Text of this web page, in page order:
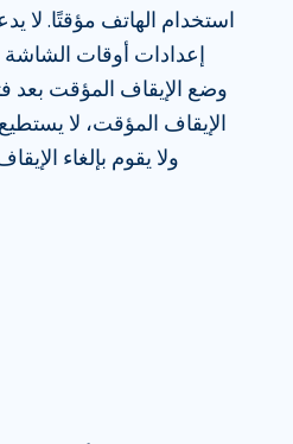
استخدام الهاتف مؤقتًا. لا
إعدادات أوقات
وضع الإيقاف المؤقت بعد
الإيقاف المؤقت، لا